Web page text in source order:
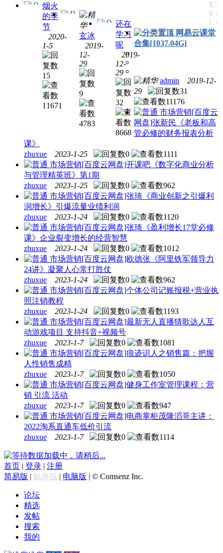
[50.79G]
烟火
的季
节
2020-
1-5
15
11671
[30.53G]
玄冰
2019-
12-
29
9
4783
[1245.19G]
还在
学习
呢
2019-
12-
29
32
8668
网易云课堂
合集[1037.04G]
admin
2019-12-
29
31
11176
市场营销[百度云
网盘]张新民《老板和高
管必修的财务报表分析
课》
zhuxue
2023-1-25 0
1111
市场营销[百度云网盘]开课吧《数字化商业分析
与管理精英班》第1期
zhuxue
2023-1-25 0
962
市场营销[百度云网盘]张琦《商业创新之引爆利
润增长》引爆流量业绩利润
zhuxue
2023-1-24 0
1120
市场营销[百度云网盘]张琦《盈利增长17堂必修
课》企业裂变增长的经营智慧
zhuxue
2023-1-24 0
1012
市场营销[百度云网盘]欧德张《阿里铁军领导力
24讲》凝聚人心常打胜仗
zhuxue
2023-1-24 0
962
市场营销[百度云网盘]个体公司记账报税+营业执
照注销教程
zhuxue
2023-1-24 0
1193
市场营销[百度云网盘]最新无人直播猜歌达人互
动游戏项目 支持抖音+视频号
zhuxue
2023-1-7 0
1081
市场营销[百度云网盘]痕迹识人之销售篇：把握
人性销售成精
zhuxue
2023-1-7 0
1050
市场营销[百度云网盘]健身工作室管理课程：营
销 引流 活动
zhuxue
2023-1-7 0
947
市场营销[百度云网盘]电商掌柜茂隆滔哥主讲：
2022淘系直通车低价引流
zhuxue
2023-1-7 0 1114
数据加载中，请稍后...
首页 | 登录 | 注册
简易版 | 触屏版 | 电脑版 | © Comsenz Inc.
论坛
精选
发帖
搜索
我的